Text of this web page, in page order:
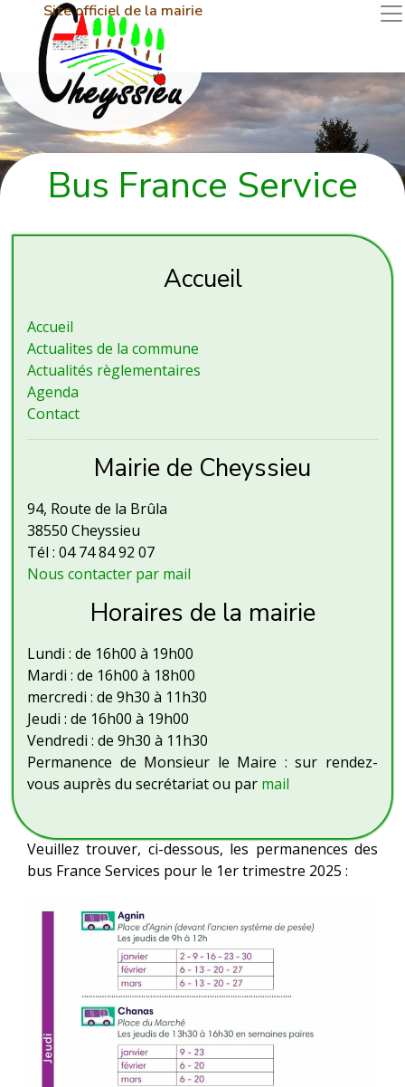
Site officiel de la mairie
Bus France Service
Accueil
Accueil
Actualites de la commune
Actualités règlementaires
Agenda
Contact
Mairie de Cheyssieu
94, Route de la Brûla
38550 Cheyssieu
Tél : 04 74 84 92 07
Nous contacter par mail
Horaires de la mairie
Lundi : de 16h00 à 19h00
Mardi : de 16h00 à 18h00
mercredi : de 9h30 à 11h30
Jeudi : de 16h00 à 19h00
Vendredi : de 9h30 à 11h30
Permanence de Monsieur le Maire : sur rendez-
vous auprès du secrétariat ou par mail
Veuillez trouver, ci-dessous, les permanences des
bus France Services pour le 1er trimestre 2025 :